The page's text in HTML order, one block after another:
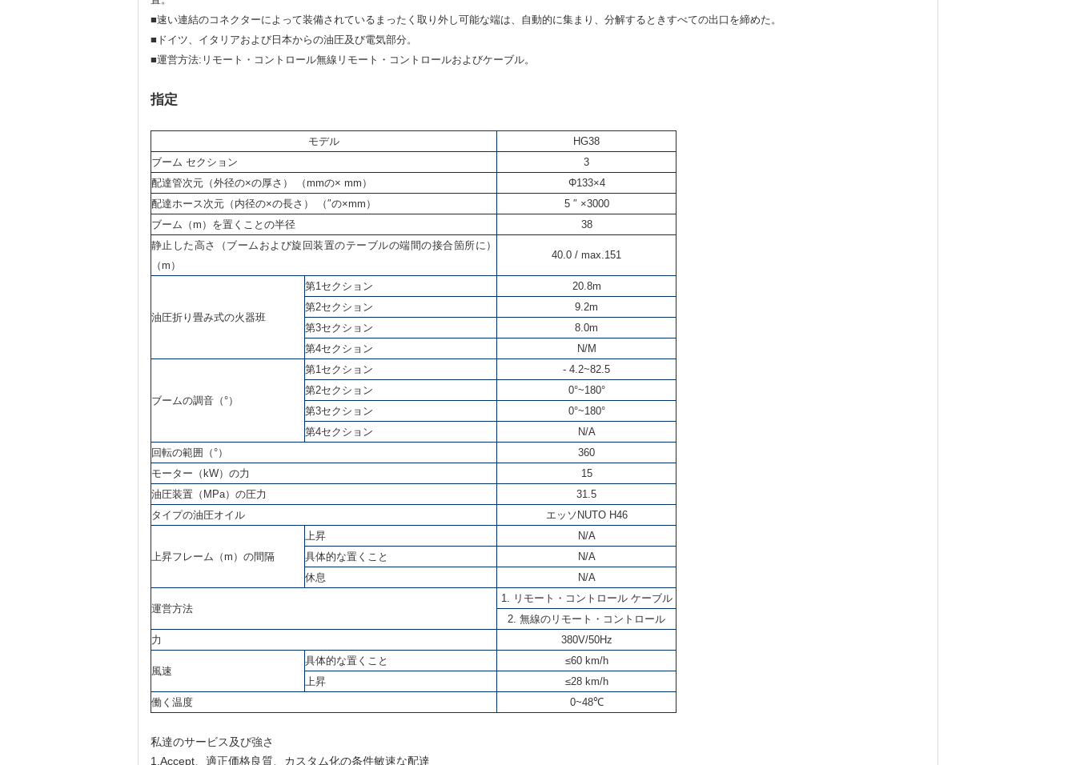
■速い連結のコネクターによって装備されているまったく取り外し可能な端は、自動的に集まり、分解するときすべての出口を締めた。
■ドイツ、イタリアおよび日本からの油圧及び電気部分。
■運営方法:リモート・コントロール無線リモート・コントロールおよびケーブル。
指定
モデル
HG38
ブーム セクション
3
配達管次元（外径の×の厚さ） （mmの× mm）
Φ133×4
配達ホース次元（内径の×の長さ） （″の×mm）
5 ″ ×3000
ブーム（m）を置くことの半径
38
静止した高さ（ブームおよび旋回装置のテーブルの端間の接合箇所に）
（m）
40.0 / max.151
油圧折り畳み式の火器班
第1セクション
20.8m
第2セクション
9.2m
第3セクション
8.0m
第4セクション
N/M
ブームの調音（°）
第1セクション
- 4.2~82.5
第2セクション
0°~180°
第3セクション
0°~180°
第4セクション
N/A
回転の範囲（°）
360
モーター（kW）の力
15
油圧装置（MPa）の圧力
31.5
タイプの油圧オイル
エッソNUTO H46
上昇フレーム（m）の間隔
上昇
N/A
具体的な置くこと
N/A
休息
N/A
運営方法
1. リモート・コントロール ケーブル
2. 無線のリモート・コントロール
力
380V/50Hz
風速
具体的な置くこと
≤60 km/h
上昇
≤28 km/h
働く温度
0~48℃
私達のサービス及び強さ
1.Accept、適正価格良質、カスタム化の条件敏速な配達